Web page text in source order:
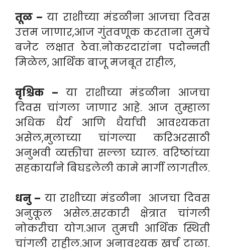
तूळ – या राशीच्या मंडळीना आजचा दिवस
उत्तम जाणार,आज गुंतवणूक करताना तुमचे
बजेट लक्षात ठेवा.नोकरदारांना पदोन्नती
मिळेल, आर्थिक बाजू मजबूत राहील,
वृश्चिक – या राशीच्या मंडळीना आजचा
दिवस चांगला जाणार आहे. आज तुम्हाला
अधिक धैर्य आणि धैर्याची आवश्यकता
असेल,मुलाच्या चांगल्या करिअरसाठी
अनुभवी व्यक्तीचा सल्ला घ्याल. वरिष्ठांच्या
सहकार्याने बिघडलेली कामे मार्गी लागतील.
धनु – या राशीच्या मंडळीना आजचा दिवस
अनुकूल असेल.सरकारी क्षेत्रात चांगली
नोकरीचा योग.आज तुमची आर्थिक स्थिती
चांगली राहील.आज अनावश्यक खर्च टाळा.